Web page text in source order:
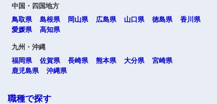
中国・四国地方
鳥取県
島根県 岡山県 広島県 山口県 徳島県
香川県
愛媛県
高知県
九州・沖縄
福岡県
佐賀県 長崎県 熊本県 大分県
宮崎県
鹿児島県
沖縄県
職種で探す